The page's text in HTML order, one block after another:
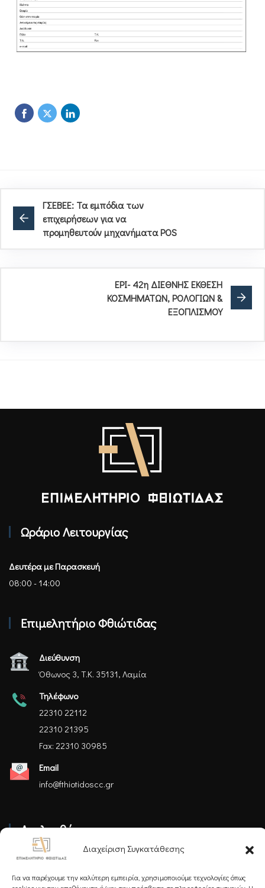
Διαχείριση Συγκατάθεσης
Για να παρέχουμε την καλύτερη εμπειρία, χρησιμοποιούμε τεχνολογίες όπως
ΓΣΕΒΕΕ: Τα εμπόδια των
επιχειρήσεων για να
προμηθευτούν μηχανήματα POS
EPI- 42η ΔΙΕΘΝΗΣ ΕΚΘΕΣΗ
ΚΟΣΜΗΜΑΤΩΝ, ΡΟΛΟΓΙΩΝ &
ΕΞΟΠΛΙΣΜΟΥ
Ωράριο Λειτουργίας
Δευτέρα με Παρασκευή
08:00 - 14:00
Επιμελητήριο Φθιώτιδας
Διεύθυνση
Όθωνος 3, Τ.Κ. 35131, Λαμία
Τηλέφωνο
22310 22112
22310 21395
Fax: 22310 30985
Email
info@fthiotidoscc.gr
Ακολουθήστε μας